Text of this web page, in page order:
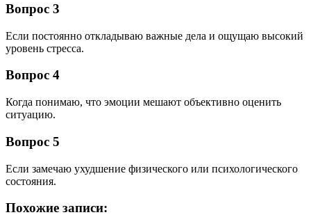
Вопрос 3
Если постоянно откладываю важные дела и ощущаю высокий
уровень стресса.
Вопрос 4
Когда понимаю, что эмоции мешают объективно оценить
ситуацию.
Вопрос 5
Если замечаю ухудшение физического или психологического
состояния.
Похожие записи: